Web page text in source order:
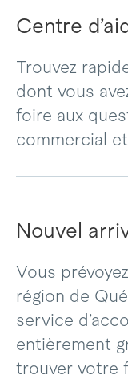
Centre
Trouvez
dont vous
foire aux
commercial
Nouvel
Vous
région de
service
entièrement
trouver votre